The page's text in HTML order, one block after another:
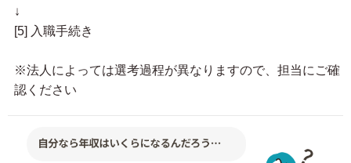
↓
[5] 入職手続き
※法人によっては選考過程が異なりますので、担当にご確
認ください